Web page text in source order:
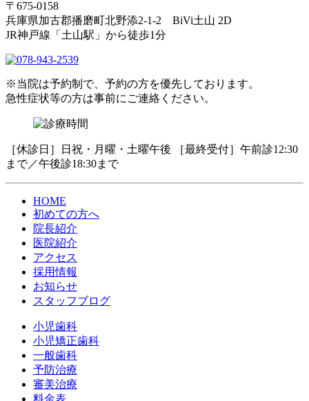
〒675-0158
兵庫県加古郡播磨町北野添2-1-2 BiVi土山 2D
JR神戸線「土山駅」から徒歩1分
※当院は予約制で、予約の方を優先しております。
急性症状等の方は事前にご連絡ください。
［休診日］日祝・月曜・土曜午後 ［最終受付］午前診12:30
まで／午後診18:30まで
HOME
初めての方へ
院長紹介
医院紹介
アクセス
採用情報
お知らせ
スタッフブログ
小児歯科
小児矯正歯科
一般歯科
予防治療
審美治療
料金表